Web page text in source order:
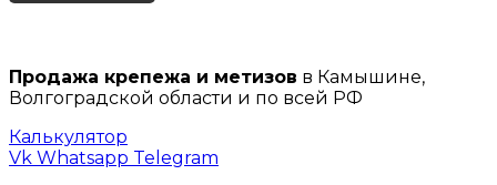
Продажа крепежа и метизов в Камышине,
Волгоградской области и по всей РФ
Калькулятор
Vk Whatsapp Telegram